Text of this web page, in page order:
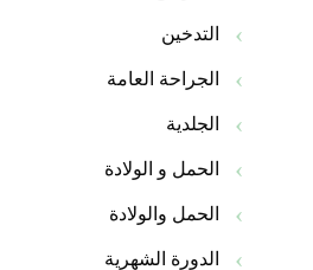
التدخين
الجراحة العامة
الجلدية
الحمل و الولادة
الحمل والولادة
الدورة الشهرية